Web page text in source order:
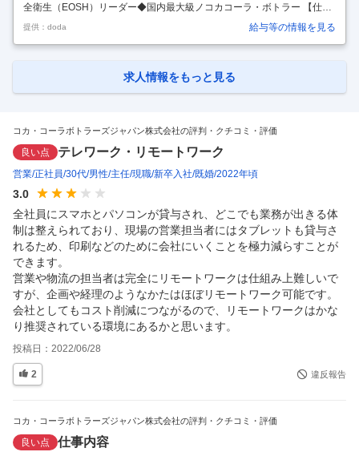
全衛生（EOSH）リーダー◆国内最大級ノコカコーラ・ボトラー 【仕事
内容】 【茨城：土浦】環境・労働安全衛生（EOSH）リーダー◆国内最
大級ノコカコーラ・ボトラー 【具体的な仕事内容】 ～環境・労働安全衛
生に関する基本知識をお持ちの方へ／「コカ・コーラ」や「アクエリア
要 本ポジションは、工場における「環境・労働安全衛生（EOSH）」領
提供：doda 給与等の情報を見る
求人情報をもっと見る
コカ・コーラボトラーズジャパン株式会社の評判・クチコミ・評価
良い点 テレワーク・リモートワーク
営業 正社員 30代 男性 主任 現職 新卒入社 既婚 2022年頃
3.0
全社員にスマホとパソコンが貸与され、どこでも業務が出きる体
制は整えられており、現場の営業担当者にはタブレットも貸与さ
れるため、印刷などのために会社にいくことを極力減らすことが
できます。
営業や物流の担当者は完全にリモートワークは仕組み上難しいで
すが、企画や経理のようなかたはほぼリモートワーク可能です。
会社としてもコスト削減につながるので、リモートワークはかな
り推奨されている環境にあるかと思います。
投稿日： 2022/06/28
2 違反報告
コカ・コーラボトラーズジャパン株式会社の評判・クチコミ・評価
良い点 仕事内容